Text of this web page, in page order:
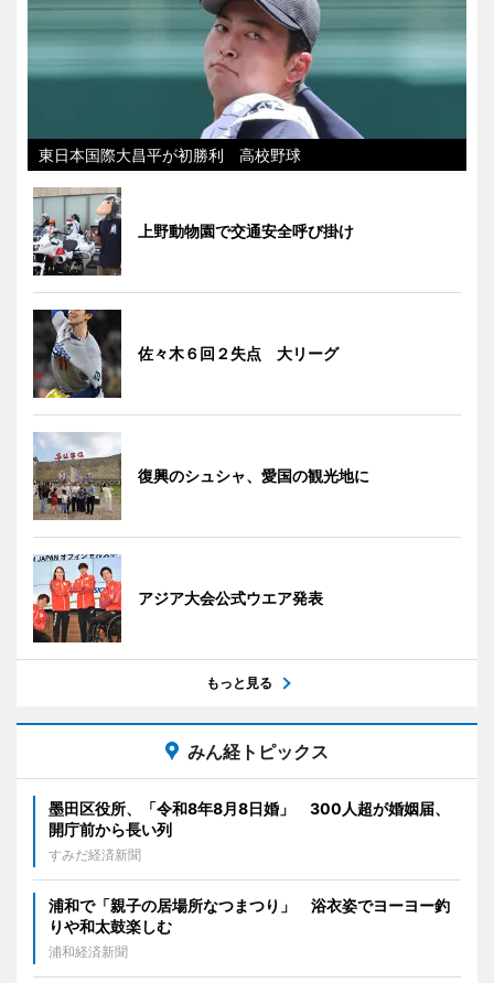
東日本国際大昌平が初勝利 高校野球
上野動物園で交通安全呼び掛け
佐々木６回２失点 大リーグ
復興のシュシャ、愛国の観光地に
アジア大会公式ウエア発表
もっと見る
みん経トピックス
墨田区役所、「令和8年8月8日婚」 300人超が婚姻届、
開庁前から長い列
すみだ経済新聞
浦和で「親子の居場所なつまつり」 浴衣姿でヨーヨー釣
りや和太鼓楽しむ
浦和経済新聞